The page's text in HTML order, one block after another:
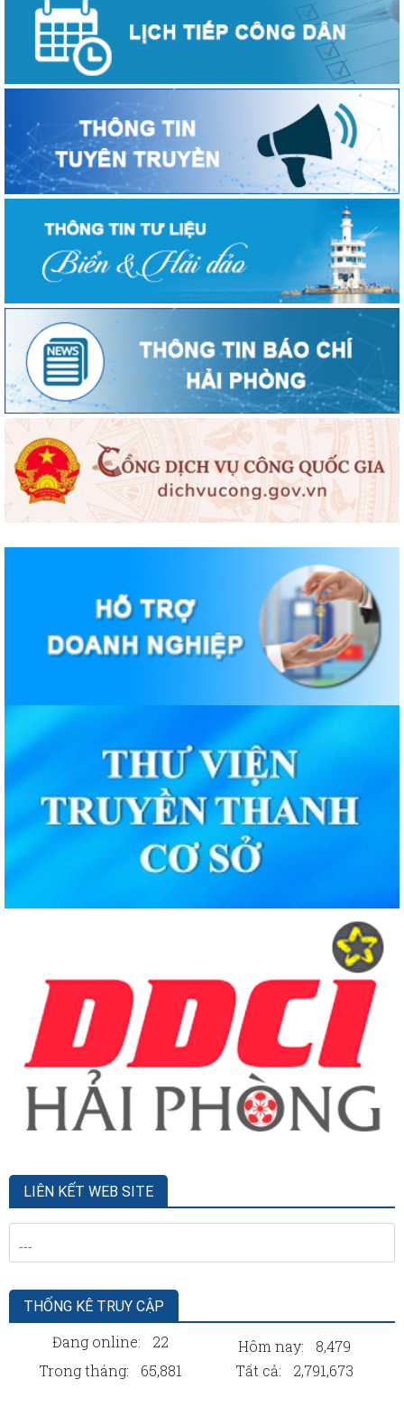
LIÊN KẾT WEB SITE
THỐNG KÊ TRUY CẬP
Đang online: 22 Hôm nay:
8,479
Trong tháng:
65,881 Tất cả: 2,791,673